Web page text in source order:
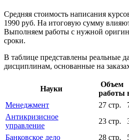
Средняя стоимость написания
1990 руб. На итоговую сумму
Выполняем работы с нужной
сроки.
В таблице представлены реальные
дисциплинам, основанные на
Науки
Объем
работы
Менеджмент
27 стр.
Антикризисное
управление
23 стр.
Банковское дело
28 стр.